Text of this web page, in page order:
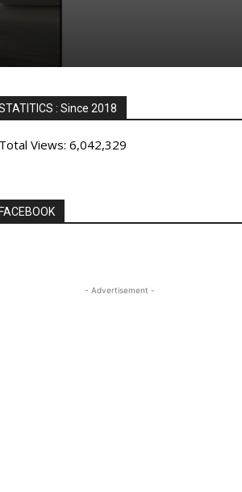
: Since 2018
Views: 6,042,329
- Advertisement -